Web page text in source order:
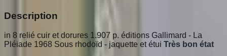
Description
in 8 relié cuir et dorures 1.907 p. éditions Gallimard - La
Pléiade 1968 Sous rhodoïd - jaquette et étui Très bon état